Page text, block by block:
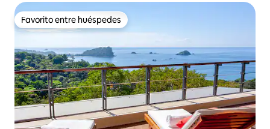
Favorito entre huéspedes
Favorito entre huéspedes